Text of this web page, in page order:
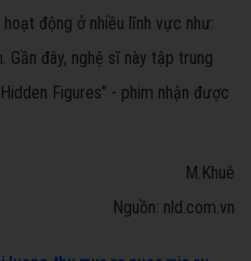
động ở nhiều lĩnh vực như:
Gần đây, nghệ sĩ này tập trung
Figures” - phim nhận được
M.Khuê
Nguồn: nld.com.vn